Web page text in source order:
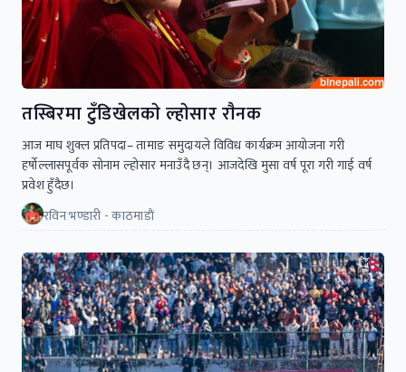
तस्बिरमा टुँडिखेलकाे ल्हाेसार राैनक
आज माघ शुक्ल प्रतिपदा– तामाङ समुदायले विविध कार्यक्रम आयोजना गरी
हर्षोल्लासपूर्वक सोनाम ल्होसार मनाउँदै छन्। आजदेखि मुसा वर्ष पूरा गरी गाई वर्ष
प्रवेश हुँदैछ।
रविन भण्डारी - काठमाडाैं